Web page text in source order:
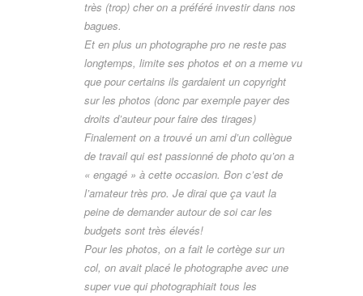
très (trop) cher on a préféré investir dans nos
bagues.
Et en plus un photographe pro ne reste pas
longtemps, limite ses photos et on a meme vu
que pour certains ils gardaient un copyright
sur les photos (donc par exemple payer des
droits d’auteur pour faire des tirages)
Finalement on a trouvé un ami d’un collègue
de travail qui est passionné de photo qu’on a
« engagé » à cette occasion. Bon c’est de
l’amateur très pro. Je dirai que ça vaut la
peine de demander autour de soi car les
budgets sont très élevés!
Pour les photos, on a fait le cortège sur un
col, on avait placé le photographe avec une
super vue qui photographiait tous les